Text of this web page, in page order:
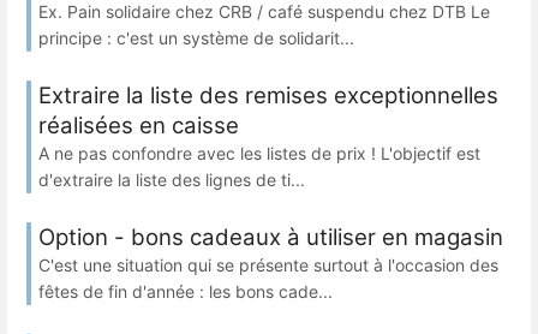
Ex. Pain solidaire chez CRB / café suspendu chez DTB Le
principe : c'est un système de solidarit...
Extraire la liste des remises exceptionnelles
réalisées en caisse
A ne pas confondre avec les listes de prix ! L'objectif est
d'extraire la liste des lignes de ti...
Option - bons cadeaux à utiliser en magasin
C'est une situation qui se présente surtout à l'occasion des
fêtes de fin d'année : les bons cade...